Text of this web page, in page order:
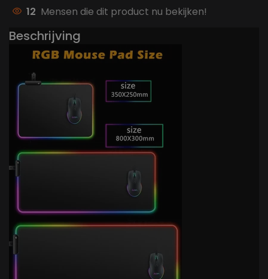
12 Mensen die dit product nu bekijken!
Beschrijving